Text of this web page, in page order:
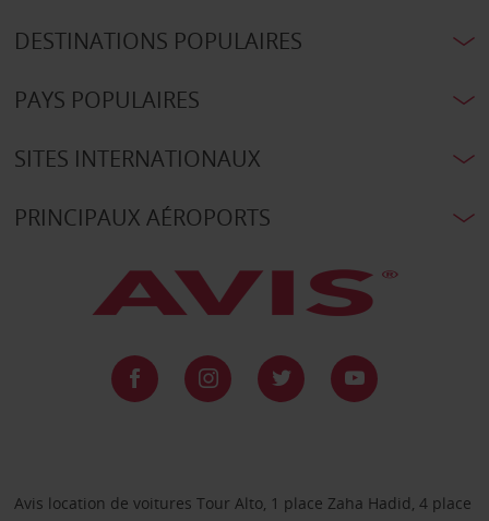
DESTINATIONS POPULAIRES
PAYS POPULAIRES
SITES INTERNATIONAUX
PRINCIPAUX AÉROPORTS
Avis location de voitures Tour Alto, 1 place Zaha Hadid, 4 place